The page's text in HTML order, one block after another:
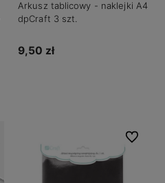
Arkusz tablicowy - naklejki A4
dpCraft 3 szt.
9,50 zł
Do